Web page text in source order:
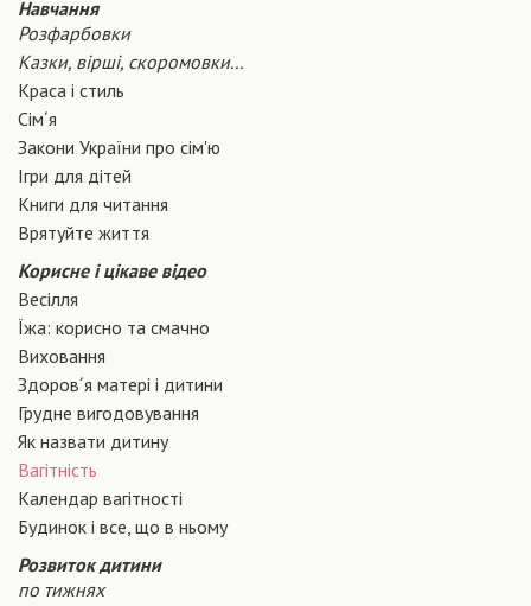
Навчання
Розфарбовки
Казки, вірші, скоромовки...
Краса і стиль
Сiм´я
Закони України про сiм'ю
Ігри для дітей
Книги для читання
Врятуйте життя
Корисне і цікаве відео
Весілля
Їжа: корисно та смачно
Виховання
Здоров´я матері і дитини
Грудне вигодовування
Як назвати дитину
Вагiтнiсть
Календар вагітності
Будинок і все, що в ньому
Розвиток дитини
по тижнях